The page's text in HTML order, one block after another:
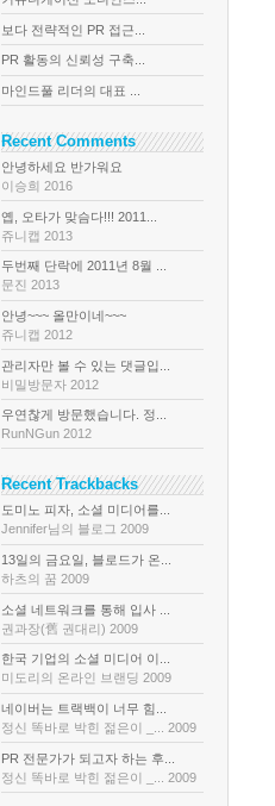
보다 전략적인 PR 접근...
PR 활동의 신뢰성 구축...
마인드풀 리더의 대표 ...
Recent Comments
안녕하세요 반가워요
이승희 2016
옙, 오타가 맞슴다!!! 2011...
쥬니캡 2013
두번째 단락에 2011년 8월 ...
문진 2013
안녕~~~ 올만이네~~~
쥬니캡 2012
관리자만 볼 수 있는 댓글입...
비밀방문자 2012
우연찮게 방문했습니다. 정...
RunNGun 2012
Recent Trackbacks
도미노 피자, 소셜 미디어를...
Jennifer님의 블로그 2009
13일의 금요일, 블로드가 온...
하츠의 꿈 2009
소셜 네트워크를 통해 입사 ...
권과장(舊 권대리) 2009
한국 기업의 소셜 미디어 이...
미도리의 온라인 브랜딩 2009
네이버는 트랙백이 너무 힘...
정신 똑바로 박힌 젊은이 _... 2009
PR 전문가가 되고자 하는 후...
정신 똑바로 박힌 젊은이 _... 2009